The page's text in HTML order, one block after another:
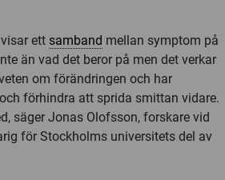
ett samband mellan symptom på
än vad det beror på men det verkar
om förändringen och har
förhindra att sprida smittan vidare.
säger Jonas Olofsson, forskare vid
för Stockholms universitets del av